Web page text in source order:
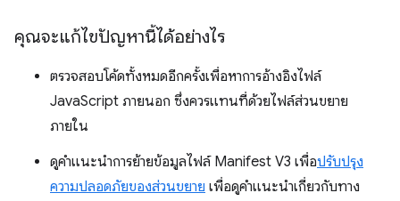
คุณจะแก้ไขปัญหานี้ได้อย่างไร
ตรวจสอบโค้ดทั้งหมดอีกครั้งเพื่อหาการอ้างอิงไฟล์
JavaScript ภายนอก ซึ่งควรแทนที่ด้วยไฟล์ส่วนขยาย
ภายใน
ดูคำแนะนำการย้ายข้อมูลไฟล์ Manifest V3 เพื่อปรับปรุง
ความปลอดภัยของส่วนขยาย เพื่อดูคำแนะนำเกี่ยวกับทาง